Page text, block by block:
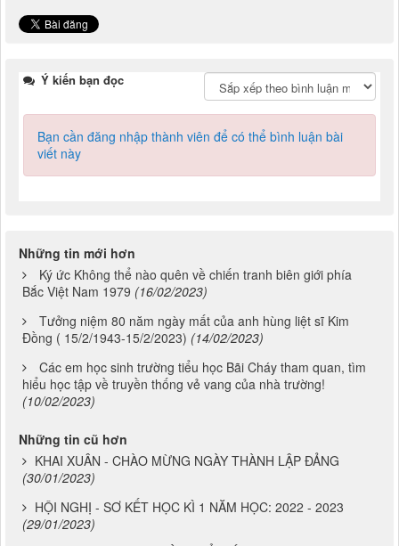
Ý kiến bạn đọc
Bạn cần đăng nhập thành viên để có thể bình luận bài
viết này
Những tin mới hơn
Ký ức Không thể nào quên về chiến tranh biên giới phía
Bắc Việt Nam 1979 (16/02/2023)
Tưởng niệm 80 năm ngày mất của anh hùng liệt sĩ Kim
Đồng ( 15/2/1943-15/2/2023) (14/02/2023)
Các em học sinh trường tiểu học Bãi Cháy tham quan, tìm
hiểu học tập về truyền thống vẻ vang của nhà trường!
(10/02/2023)
Những tin cũ hơn
KHAI XUÂN - CHÀO MỪNG NGÀY THÀNH LẬP ĐẢNG
(30/01/2023)
HỘI NGHỊ - SƠ KẾT HỌC KÌ 1 NĂM HỌC: 2022 - 2023
(29/01/2023)